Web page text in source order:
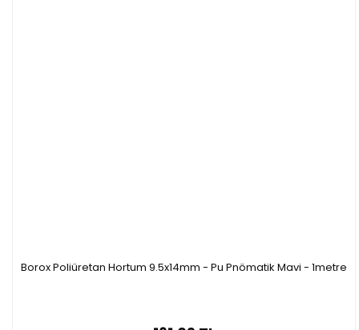
Borox Poliüretan Hortum 9.5x14mm - Pu Pnömatik Mavi - 1metre